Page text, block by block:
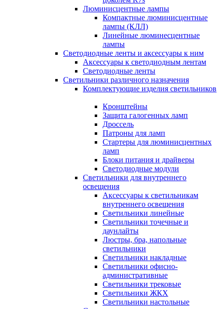
Люминисцентные лампы
Компактные люминисцентные
лампы (КЛЛ)
Линейные люминесцентные
лампы
Светодиодные ленты и аксессуары к ним
Аксессуары к светодиодным лентам
Светодиодные ленты
Светильники различного назначения
Комплектующие изделия светильников
Кронштейны
Защита галогенных ламп
Дроссель
Патроны для ламп
Стартеры для люминисцентных
ламп
Блоки питания и драйверы
Светодиодные модули
Светильники для внутреннего
освещения
Аксессуары к светильникам
внутреннего освещения
Светильники линейные
Светильники точечные и
даунлайты
Люстры, бра, напольные
светильники
Светильники накладные
Светильники офисно-
административные
Светильники трековые
Светильники ЖКХ
Светильники настольные